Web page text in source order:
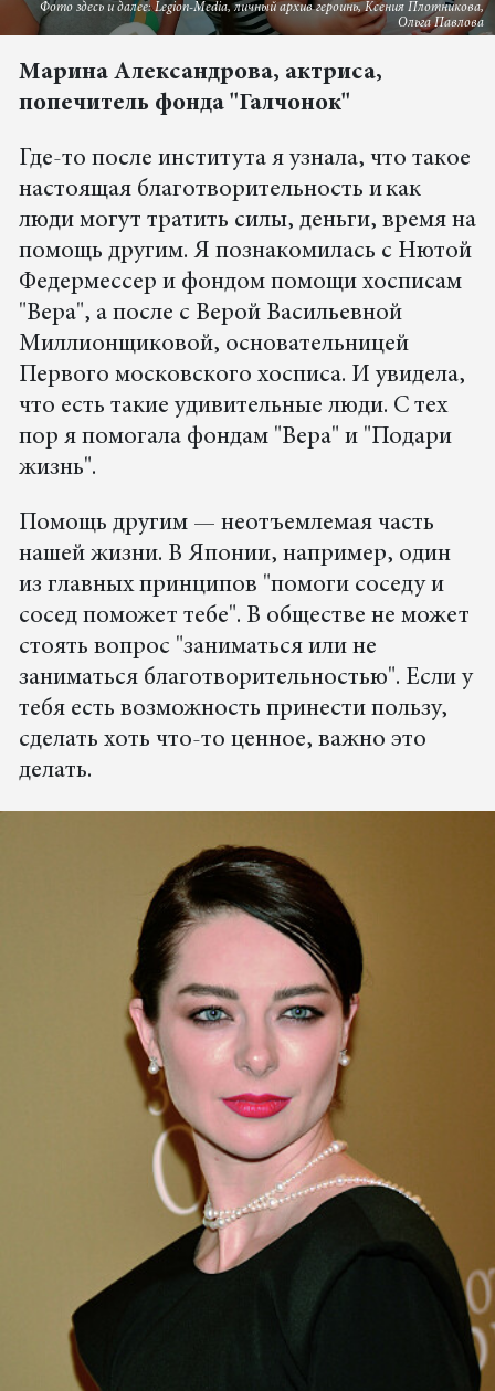
Фото здесь и далее: Legion-Media, личный архив героинь, Ксения Плотникова,
Ольга Павлова
Марина Александрова, актриса,
попечитель фонда "Галчонок"
Где-то после института я узнала, что такое
настоящая благотворительность и как
люди могут тратить силы, деньги, время на
помощь другим. Я познакомилась с Нютой
Федермессер и фондом помощи хосписам
"Вера", а после с Верой Васильевной
Миллионщиковой, основательницей
Первого московского хосписа. И увидела,
что есть такие удивительные люди. С тех
пор я помогала фондам "Вера" и "Подари
жизнь".
Помощь другим — неотъемлемая часть
нашей жизни. В Японии, например, один
из главных принципов "помоги соседу и
сосед поможет тебе". В обществе не может
стоять вопрос "заниматься или не
заниматься благотворительностью". Если у
тебя есть возможность принести пользу,
сделать хоть что-то ценное, важно это
делать.